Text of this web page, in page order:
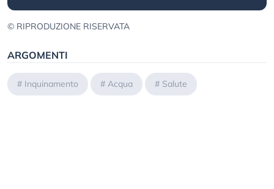
© RIPRODUZIONE RISERVATA
ARGOMENTI
# Inquinamento # Acqua # Salute